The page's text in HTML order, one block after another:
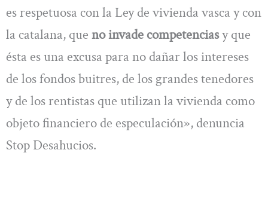
es respetuosa con la Ley de vivienda vasca y con
la catalana, que no invade competenciasy que
ésta es una excusa para no dañar los intereses
de los fondos buitres, de los grandes tenedores
y de los rentistas que utilizan la vivienda como
objeto financiero de especulación», denuncia
Stop Desahucios.